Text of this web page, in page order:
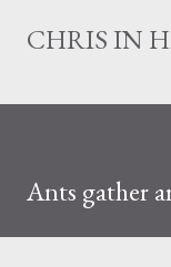
CHRIS IN
Ants gather